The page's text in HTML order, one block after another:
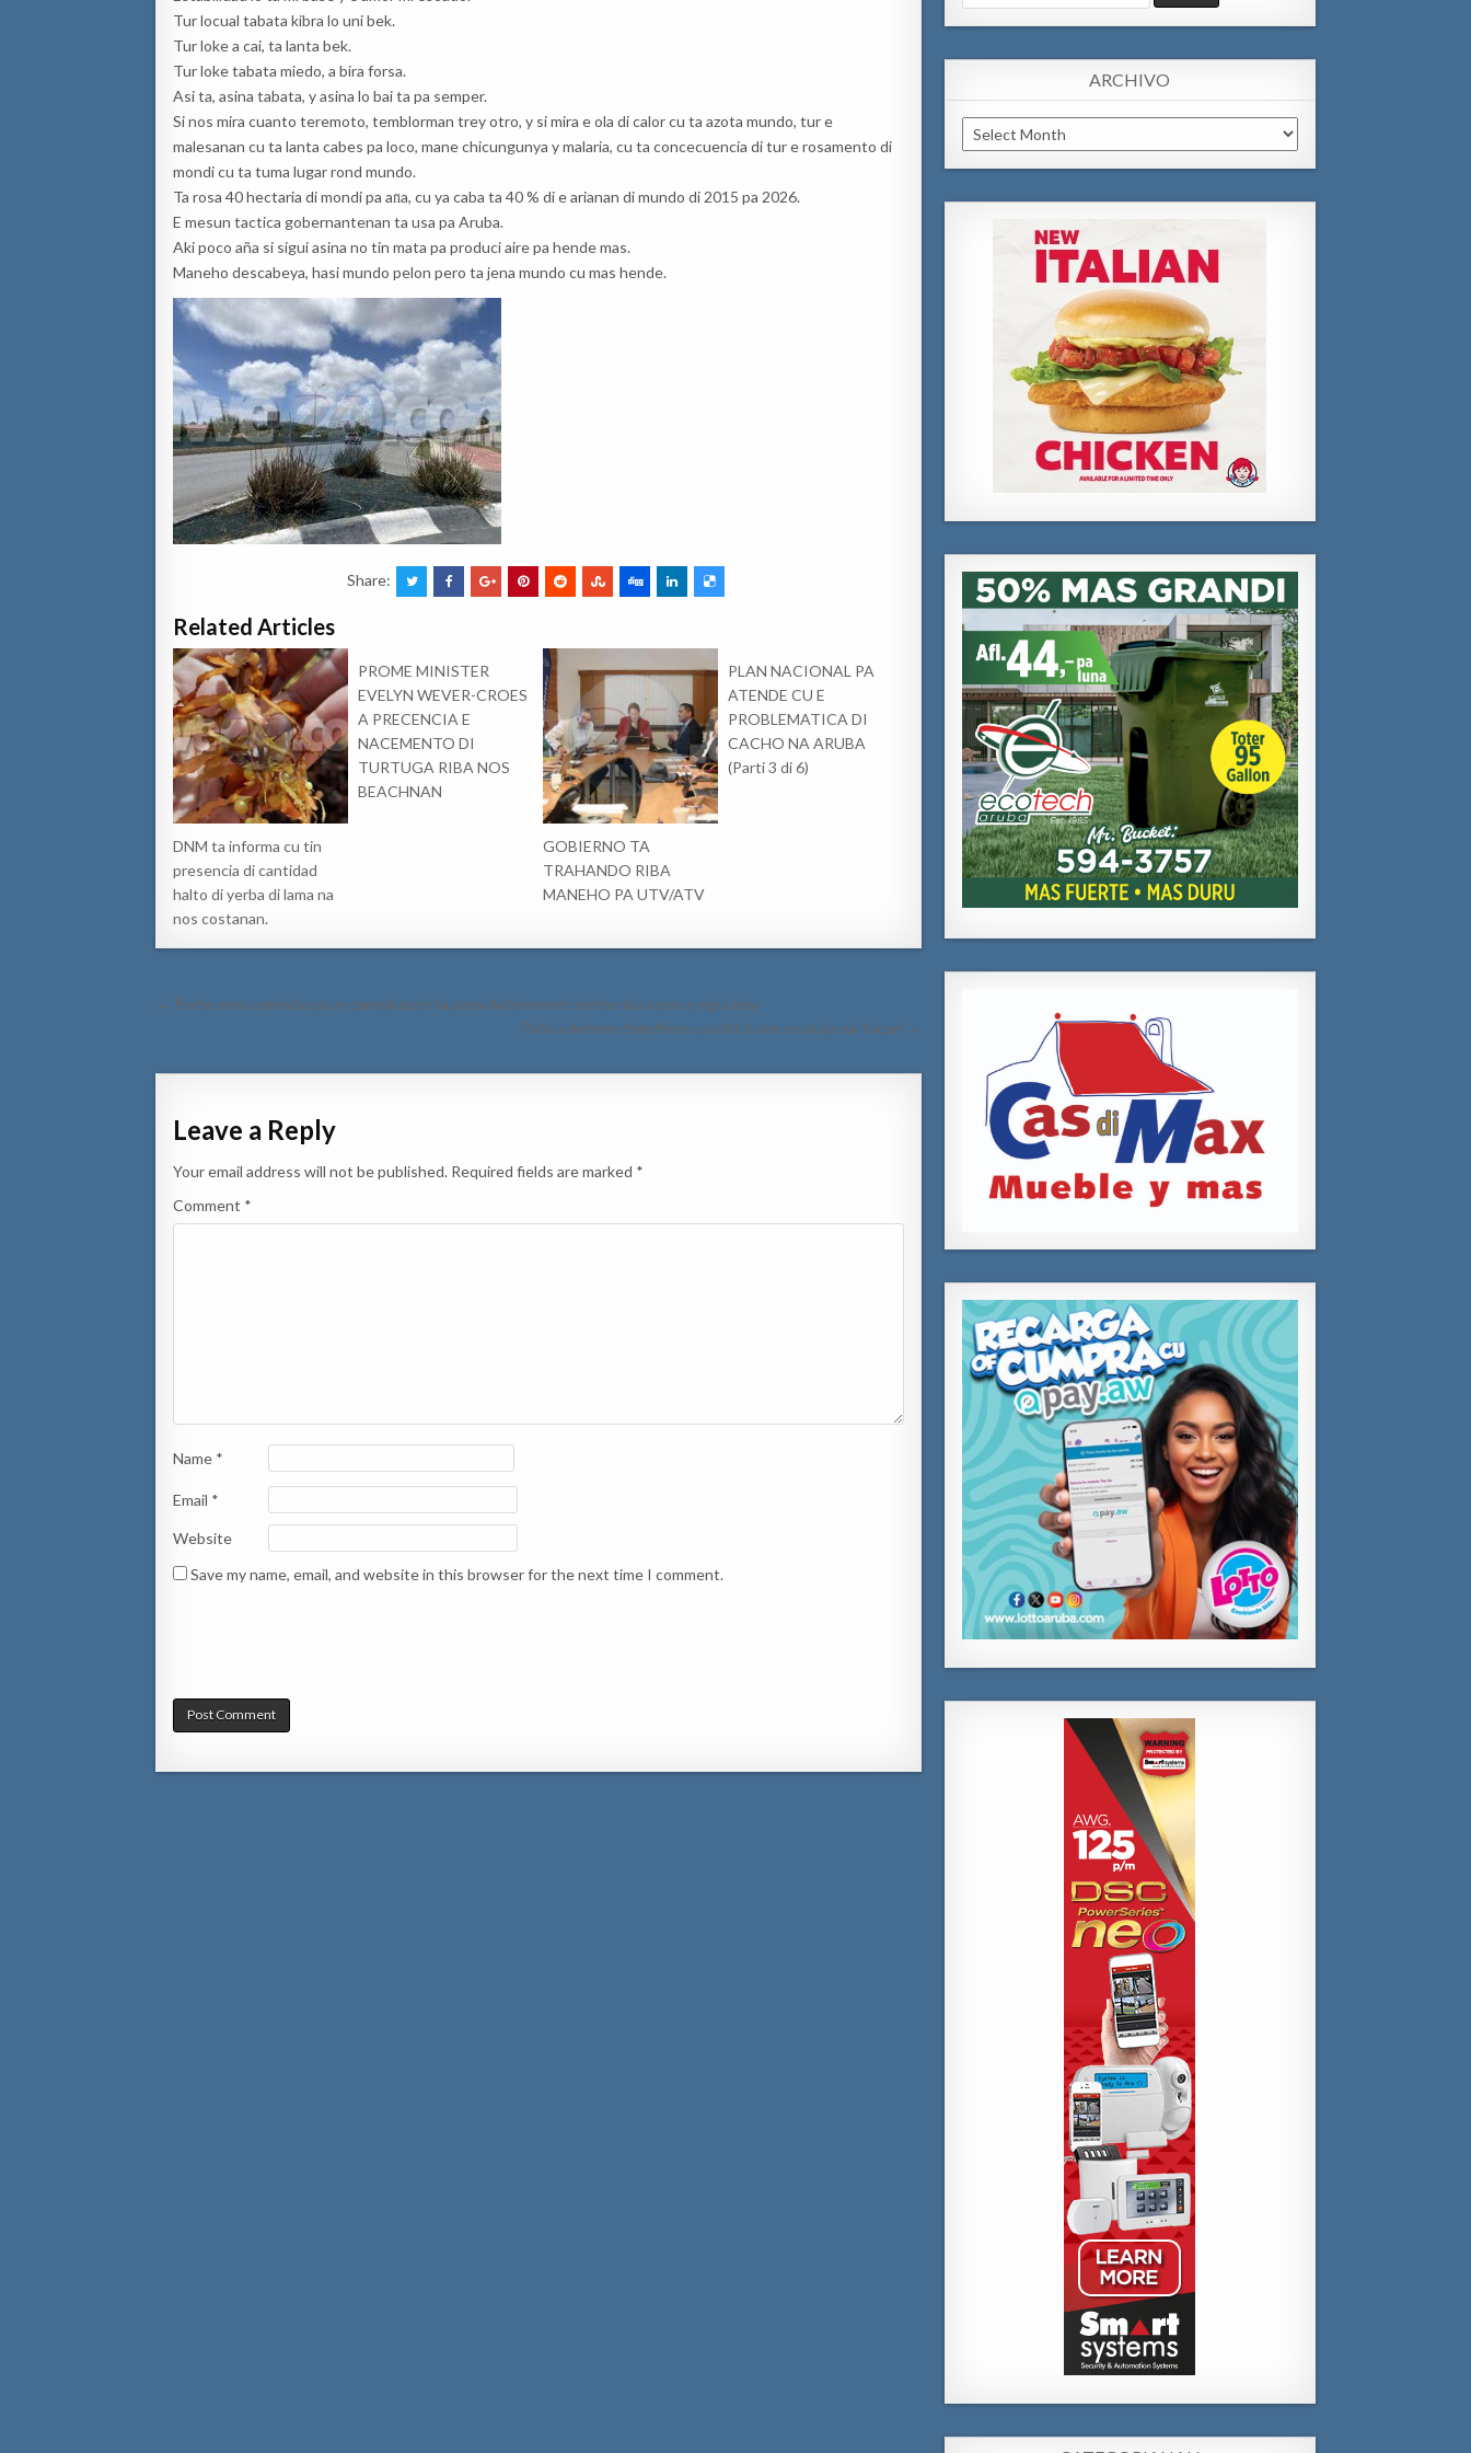
Tur locual tabata kibra lo uni bek.
Tur loke a cai, ta lanta bek.
Tur loke tabata miedo, a bira forsa.
Asi ta, asina tabata, y asina lo bai ta pa semper.
Si nos mira cuanto teremoto, temblorman trey otro, y si mira e ola di calor cu ta azota mundo, tur e
malesanan cu ta lanta cabes pa loco, mane chicungunya y malaria, cu ta concecuencia di tur e rosamento di
mondi cu ta tuma lugar rond mundo.
Ta rosa 40 hectaria di mondi pa an̈a, cu ya caba ta 40 % di e arianan di mundo di 2015 pa 2026.
E mesun tactica gobernantenan ta usa pa Aruba.
Aki poco aña si sigui asina no tin mata pa produci aire pa hende mas.
Maneho descabeya, hasi mundo pelon pero ta jena mundo cu mas hende.
Share:
Related Articles
DNM ta informa cu tin
presencia di cantidad
halto di yerba di lama na
nos costanan.
PROME MINISTER
EVELYN WEVER-CROES
A PRECENCIA E
NACEMENTO DI
TURTUGA RIBA NOS
BEACHNAN
GOBIERNO TA
TRAHANDO RIBA
MANEHO PA UTV/ATV
PLAN NACIONAL PA
ATENDE CU E
PROBLEMATICA DI
CACHO NA ARUBA
(Parti 3 di 6)
Post
← Purba sera caminda pa un careda auto ta pasa dal brommer benta riba acera y sigui bay
Polis a detene chauffeur cu a hit & run un auto na Yucuri →
Leave a Reply
Your email address will not be published. Required fields are marked *
Comment *
Name *
Email *
Website
Save my name, email, and website in this browser for the next time I comment.
for:
ARCHIVO
Archivo